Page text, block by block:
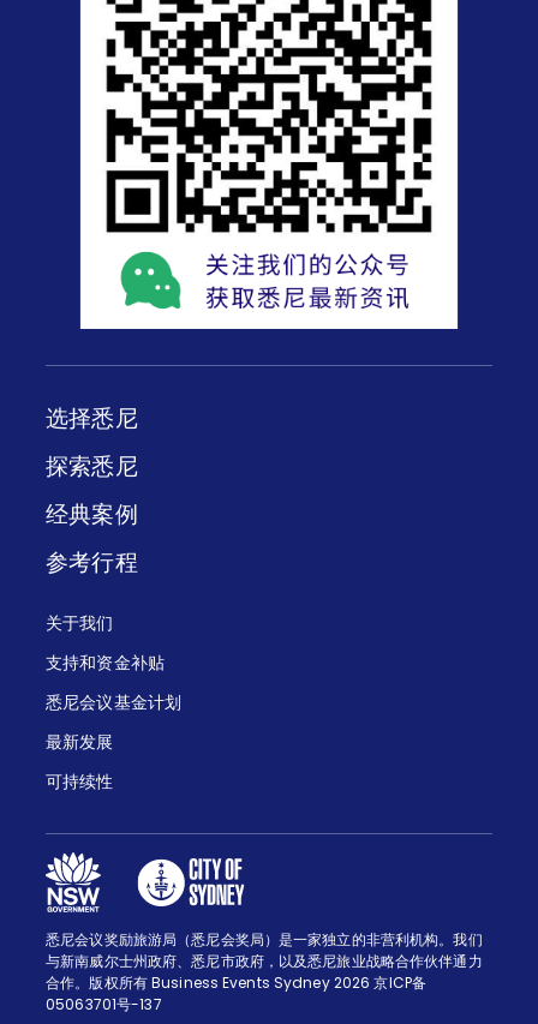
选择悉尼
探索悉尼
经典案例
参考行程
关于我们
支持和资金补贴
悉尼会议基金计划
最新发展
可持续性
悉尼会议奖励旅游局（悉尼会奖局）是一家独立的非营利机构。我们
与新南威尔士州政府、悉尼市政府，以及悉尼旅业战略合作伙伴通力
合作。版权所有 Business Events Sydney 2026 京ICP备
05063701号-137